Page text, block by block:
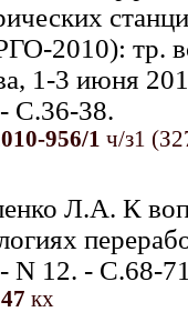
2010): тр.
1-3 июня
С.36-38.
956/1 ч/з1
Л.А. К
N 12. - С.68-
кх